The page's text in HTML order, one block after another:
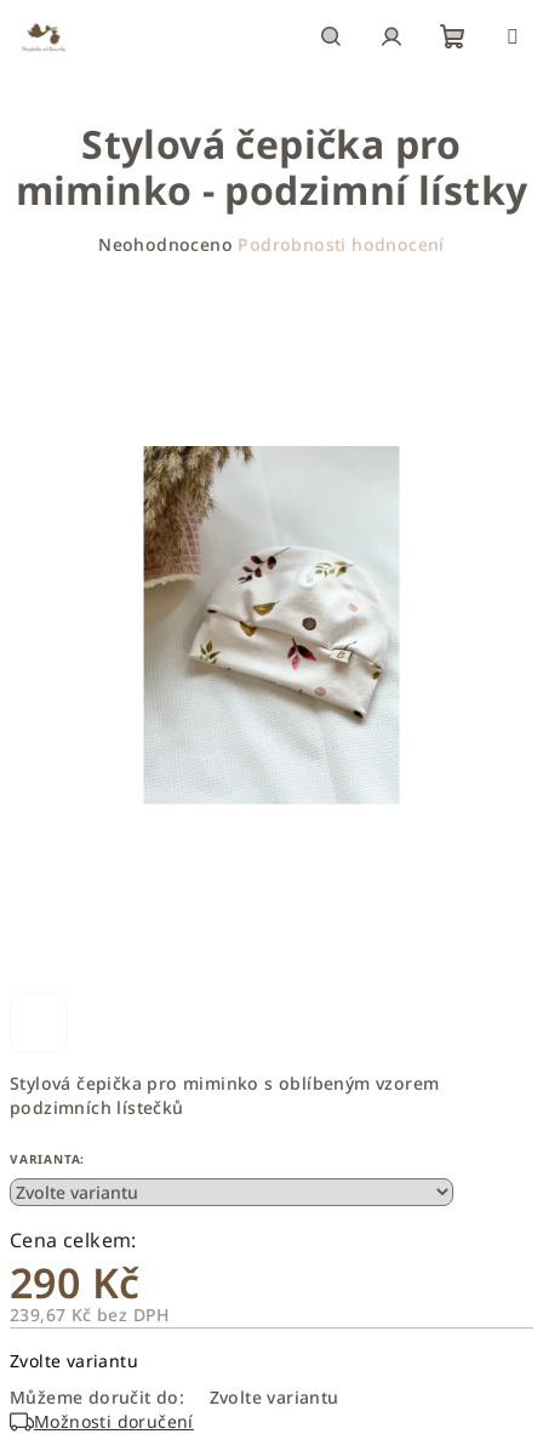
obsah
košík
Stylová čepička pro miminko s oblíbeným vzorem
podzimních lístečků
VARIANTA:
290 Kč
239,67 Kč bez DPH
cena:
Zvolte variantu
Můžeme doručit do:
Zvolte variantu
Možnosti doručení
Stylová čepička pro
miminko - podzimní lístky
Neohodnoceno Podrobnosti hodnocení